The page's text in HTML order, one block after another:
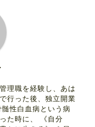
理職を経験し、あは
行った後、独立開業
性白血病という病
た時に、 《自分